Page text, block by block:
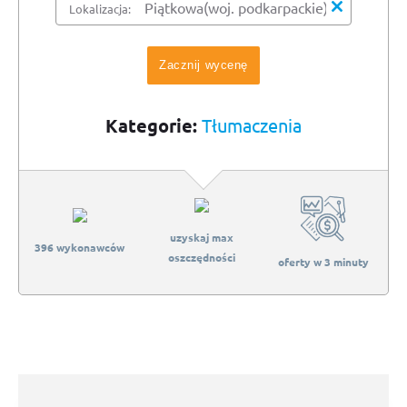
Lokalizacja:
Zacznij wycenę
Kategorie: Tłumaczenia
396 wykonawców
uzyskaj max
oszczędności
oferty w 3 minuty